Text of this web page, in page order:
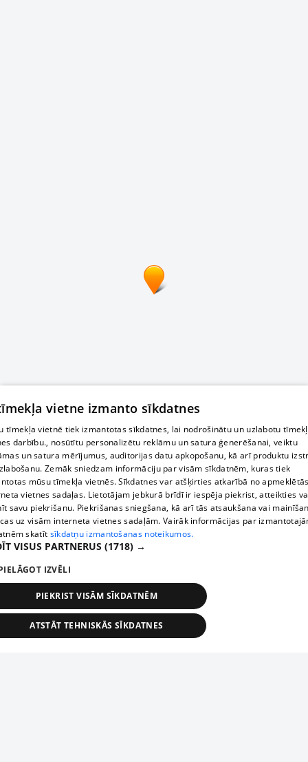
vietne izmanto sīkdatnes
tīmekļa vietnē tiek izmantotas sīkdatnes, lai nodrošinātu un uzlabotu
darbību., nosūtītu personalizētu reklāmu un satura ģenerēšanai, veiktu
un satura mērījumus, auditorijas datu apkopošanu, kā arī produktu
Zemāk sniedzam informāciju par visām sīkdatnēm, kuras tiek
mūsu tīmekļa vietnēs. Sīkdatnes var atšķirties atkarībā no
vietnes sadaļas. Lietotājam jebkurā brīdī ir iespēja piekrist, atteikties
savu piekrišanu. Piekrišanas sniegšana, kā arī tās atsaukšana vai
uz visām interneta vietnes sadaļām. Vairāk informācijas par
skatīt sīkdatņu izmantošanas noteikumos.
VISUS PARTNERUS (1718) →
IZVĒLI
PIEKRIST VISĀM SĪKDATNĒM
ATSTĀT TEHNISKĀS SĪKDATNES